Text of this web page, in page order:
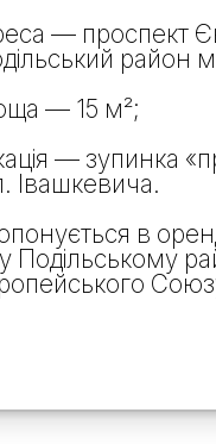
— проспект
район
— 15 м²;
— зупинка
Івашкевича.
в
Подільському